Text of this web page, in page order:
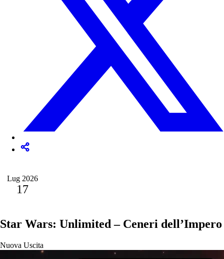
Lug 2026
17
Star Wars: Unlimited – Ceneri dell’Impero
Nuova Uscita